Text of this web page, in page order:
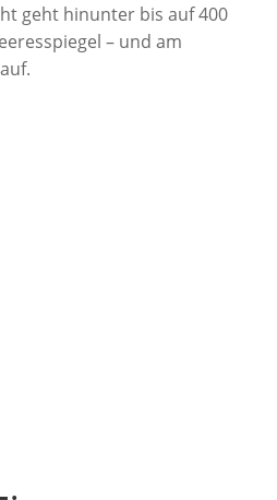
geht hinunter bis auf 400
– und am